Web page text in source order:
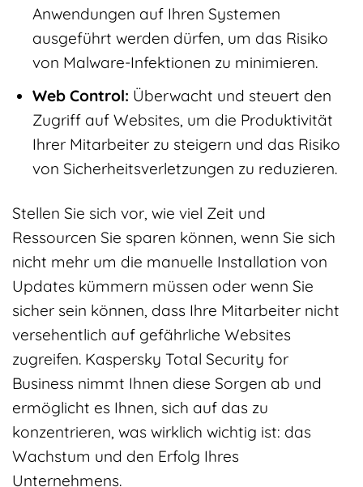
Anwendungen auf Ihren Systemen
ausgeführt werden dürfen, um das Risiko
von Malware-Infektionen zu minimieren.
Web Control: Überwacht und steuert den
Zugriff auf Websites, um die Produktivität
Ihrer Mitarbeiter zu steigern und das Risiko
von Sicherheitsverletzungen zu reduzieren.
Stellen Sie sich vor, wie viel Zeit und
Ressourcen Sie sparen können, wenn Sie sich
nicht mehr um die manuelle Installation von
Updates kümmern müssen oder wenn Sie
sicher sein können, dass Ihre Mitarbeiter nicht
versehentlich auf gefährliche Websites
zugreifen. Kaspersky Total Security for
Business nimmt Ihnen diese Sorgen ab und
ermöglicht es Ihnen, sich auf das zu
konzentrieren, was wirklich wichtig ist: das
Wachstum und den Erfolg Ihres
Unternehmens.